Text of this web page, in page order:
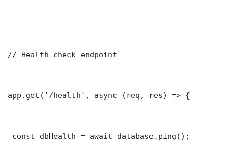
// Health check endpoint
app.get('/health', async (req, res) => {
const dbHealth = await database.ping();